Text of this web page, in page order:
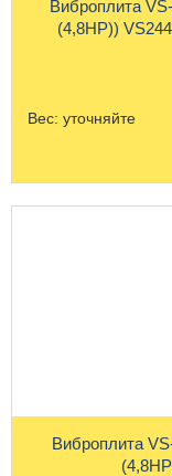
Виброплита
(4,8HP))
Вес: уточняйте
Виброплита